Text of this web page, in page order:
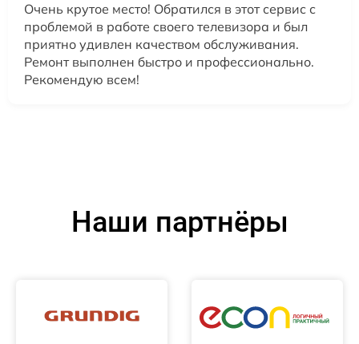
Очень крутое место! Обратился в этот сервис с
проблемой в работе своего телевизора и был
приятно удивлен качеством обслуживания.
Ремонт выполнен быстро и профессионально.
Рекомендую всем!
Наши партнёры